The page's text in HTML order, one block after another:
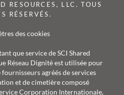
RESOURCES, LLC. TOUS
RÉSERVÉS.
des cookies
que service de SCI Shared
Réseau Dignité est utilisée pour
agréés de services
et de cimetière composé
Corporation Internationale,